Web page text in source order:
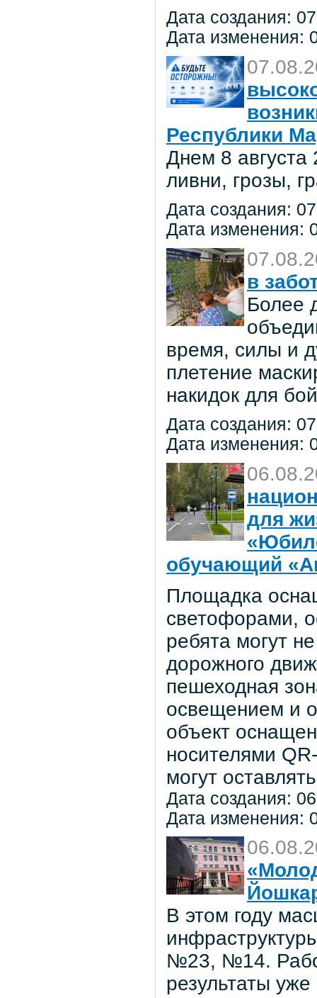
Дата создания:
Дата изменения:
Республики
Днем 8
ливни, грозы,
Дата создания:
Дата изменения:
в
Более
время, силы и
плетение
накидок для
Дата создания:
Дата изменения:
для
обучающий
Площадка
светофорами,
ребята могут
дорожного
пешеходная
освещением и
объект
носителями
могут
Дата создания:
Дата изменения:
В этом году
№23, №14.
результаты